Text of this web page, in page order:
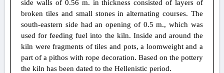
side walls of 0.56 m. in thickness consisted of layers of
broken tiles and small stones in alternating courses. The
south-eastern side had an opening of 0.5 m., which was
used for feeding fuel into the kiln. Inside and around the
kiln were fragments of tiles and pots, a loomweight and a
part of a pithos with rope decoration. Based on the pottery
the kiln has been dated to the Hellenistic period.